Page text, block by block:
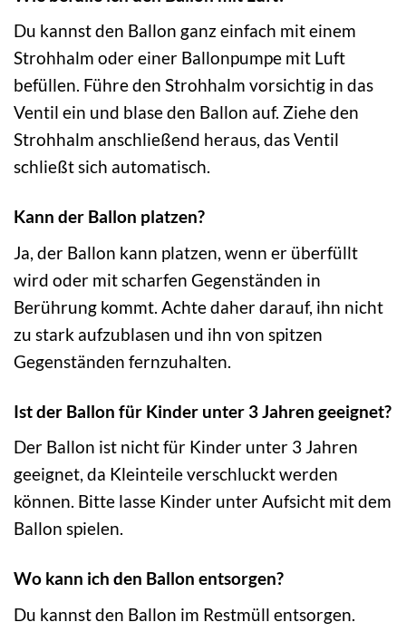
Du kannst den Ballon ganz einfach mit einem
Strohhalm oder einer Ballonpumpe mit Luft
befüllen. Führe den Strohhalm vorsichtig in das
Ventil ein und blase den Ballon auf. Ziehe den
Strohhalm anschließend heraus, das Ventil
schließt sich automatisch.
Kann der Ballon platzen?
Ja, der Ballon kann platzen, wenn er überfüllt
wird oder mit scharfen Gegenständen in
Berührung kommt. Achte daher darauf, ihn nicht
zu stark aufzublasen und ihn von spitzen
Gegenständen fernzuhalten.
Ist der Ballon für Kinder unter 3 Jahren geeignet?
Der Ballon ist nicht für Kinder unter 3 Jahren
geeignet, da Kleinteile verschluckt werden
können. Bitte lasse Kinder unter Aufsicht mit dem
Ballon spielen.
Wo kann ich den Ballon entsorgen?
Du kannst den Ballon im Restmüll entsorgen.